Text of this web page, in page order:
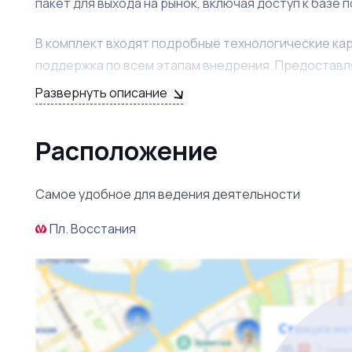
В комплект входят подробные технологические
поддержка по всем этапам внедрения.
производителей, розничных сетей,
передаётся вместе с рецептами, что значительно
Кроме того, вы получаете личное сопровождение
продвижению продукции. Не нужно тратить время
Развернуть описание
Расположение
Самое удобное для ведения деятельности
Пл. Восстания